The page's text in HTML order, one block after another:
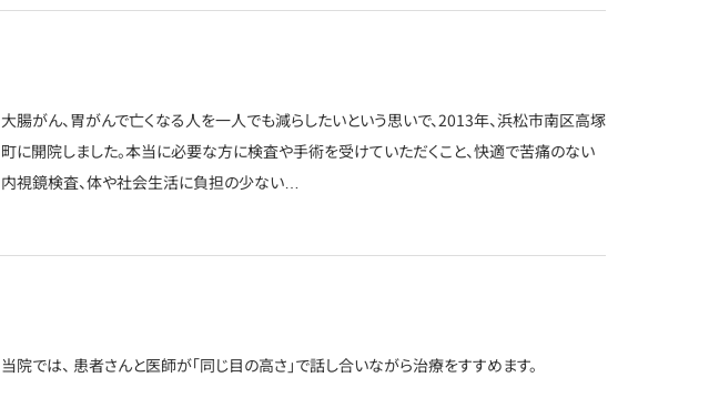
大腸がん、胃がんで亡くなる人を一人でも減らしたいという思いで、2013年、浜松市南区高塚
町に開院しました。本当に必要な方に検査や手術を受けていただくこと、快適で苦痛のない
内視鏡検査、体や社会生活に負担の少ない…
当院では、 患者さんと医師が「同じ目の高さ」で話し合いながら治療をすすめます。